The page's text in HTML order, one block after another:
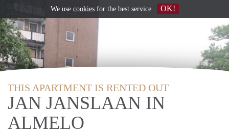
THIS APARTMENT IS RENTED OUT
JAN JANSLAAN IN
ALMELO
We use cookiesfor the best service OK!